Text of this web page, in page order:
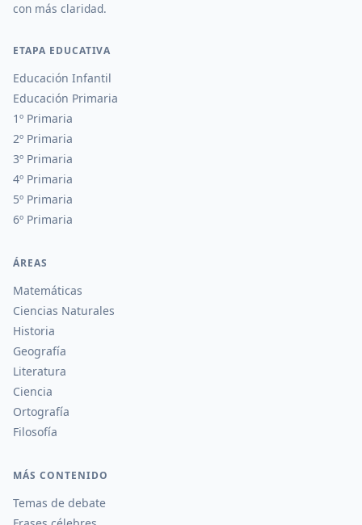
con más claridad.
ETAPA EDUCATIVA
Educación Infantil
Educación Primaria
1º Primaria
2º Primaria
3º Primaria
4º Primaria
5º Primaria
6º Primaria
ÁREAS
Matemáticas
Ciencias Naturales
Historia
Geografía
Literatura
Ciencia
Ortografía
Filosofía
MÁS CONTENIDO
Temas de debate